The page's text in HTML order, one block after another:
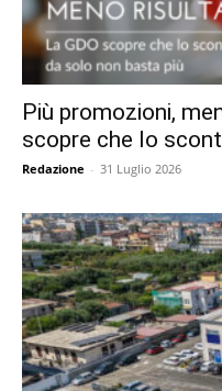
Più promozioni,
scopre che lo
Redazione - 31 Luglio 2026